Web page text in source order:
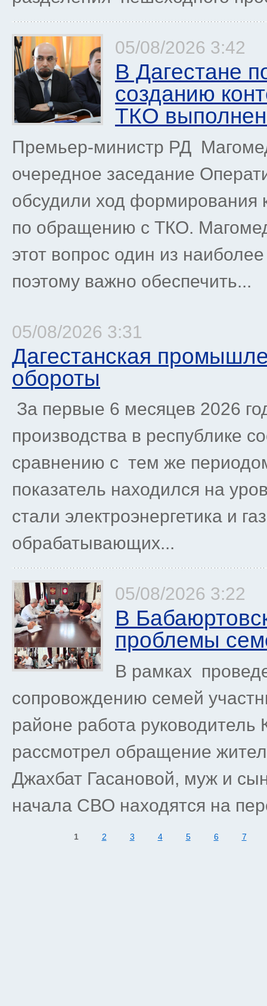
05/08/2026 3:42
В Дагестане
созданию
ТКО
Премьер-министр РД
очередное заседание
обсудили ход формирования
по обращению с ТКО.
этот вопрос один из
поэтому важно обеспечить...
05/08/2026 3:31
Дагестанская
обороты
За первые 6 месяцев 2026
производства в республике
сравнению с тем же
показатель находился на
стали электроэнергетика и
обрабатывающих...
05/08/2026 3:22
В
проблемы
В рамках
сопровождению семей
районе работа
рассмотрел обращение
Джахбат Гасановой, муж и
начала СВО находятся на
1 2 3 4 5 6 7